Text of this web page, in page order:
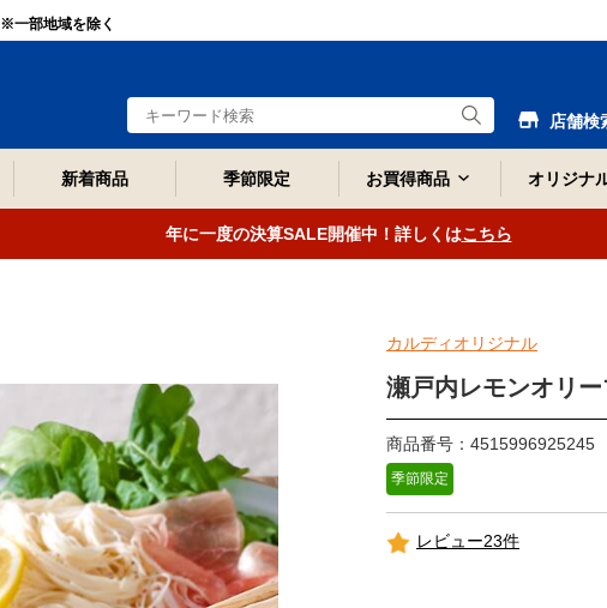
※一部地域を除く
店舗検
新着商品 季節限定 お買得商品 オリジナ
年に一度の決算SALE開催中！詳しくはこちら
カルディオリジナル
瀬戸内レモンオリ
商品番号：4515996925245
季節限定
レビュー23件